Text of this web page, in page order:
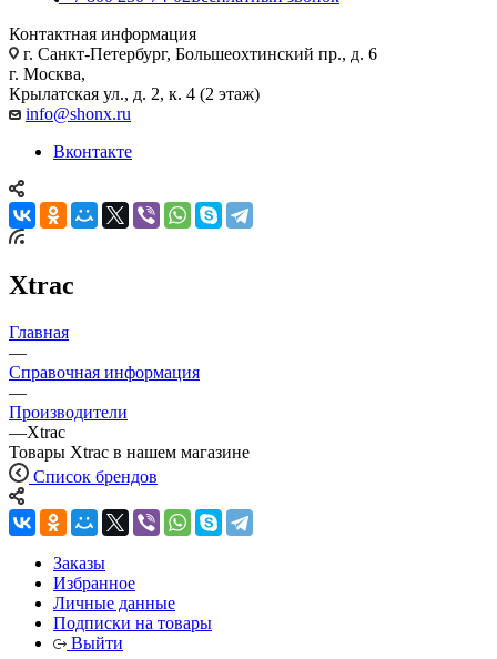
Контактная информация
г. Санкт-Петербург, Большеохтинский пр., д. 6
г. Москва,
Крылатская ул., д. 2, к. 4 (2 этаж)
info@shonx.ru
Вконтакте
Xtrac
Главная
—
Справочная информация
—
Производители
—Xtrac
Товары Xtrac в нашем магазине
Список брендов
Заказы
Избранное
Личные данные
Подписки на товары
Выйти